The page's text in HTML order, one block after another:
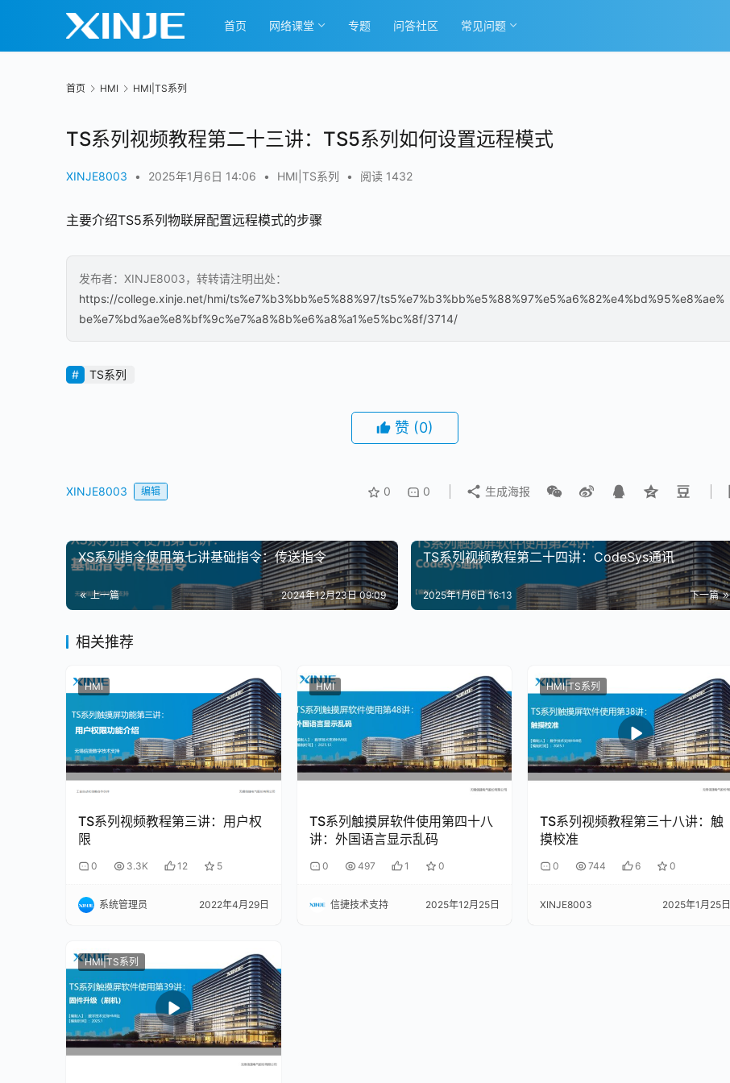
首页 网络课堂 专题 问答社区 常见问题
首页 HMI HMI|TS系列
00:00 / 06:00
TS系列视频教程第二十三讲：TS5系列如何设置远程模式
XINJE8003 • 2025年1月6日 14:06 • HMI|TS系列 • 阅读 1432
主要介绍TS5系列物联屏配置远程模式的步骤
发布者：XINJE8003，转转请注明出处：
https://college.xinje.net/hmi/ts%e7%b3%bb%e5%88%97/ts5%e7%b3%bb%e5%88%97%e5%a6%82%e4%bd%95%e8%ae%
be%e7%bd%ae%e8%bf%9c%e7%a8%8b%e6%a8%a1%e5%bc%8f/3714/
TS系列
赞 (0)
XINJE8003 编辑 0 0 生成海报
XS系列指令使用第七讲基础指令：传送指令
上一篇 2024年12月23日 09:09
TS系列视频教程第二十四讲：CodeSys通讯
下一篇
2025年1月6日 16:13
相关推荐
HMI
TS系列视频教程第三讲：用户权
限
0 3.3K 12 5
系统管理员 2022年4月29日
HMI
TS系列触摸屏软件使用第四十八
讲：外国语言显示乱码
0 497 1 0
信捷技术支持 2025年12月25日
HMI|TS系列
TS系列视频教程第三十八讲：触
摸校准
0 744 6 0
XINJE8003 2025年1月25日
HMI|TS系列